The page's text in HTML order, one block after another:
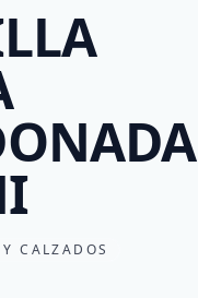
CALZADOS